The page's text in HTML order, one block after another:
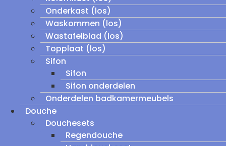
Onderkast (los)
Waskommen (los)
Wastafelblad (los)
Topplaat (los)
Sifon
Sifon
Sifon onderdelen
Onderdelen badkamermeubels
Douche
Douchesets
Regendouche